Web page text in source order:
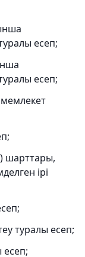
есеп;
есеп;
шарттары,
ірі
туралы есеп;
есеп;